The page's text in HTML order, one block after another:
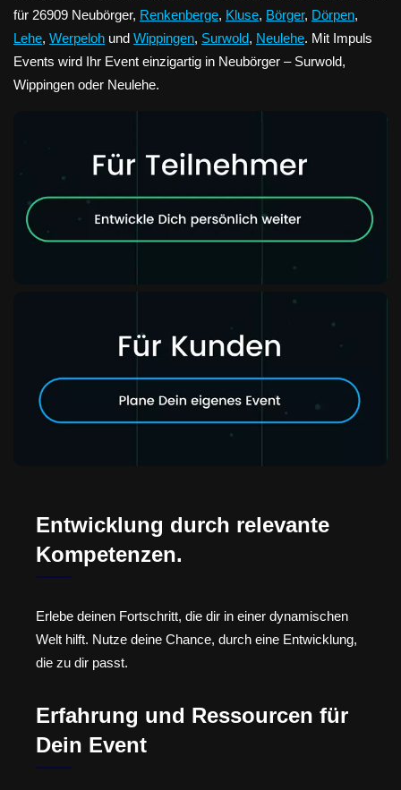
für 26909 Neubörger, Renkenberge, Kluse, Börger, Dörpen,
Lehe, Werpeloh und Wippingen, Surwold, Neulehe. Mit Impuls
Events wird Ihr Event einzigartig in Neubörger – Surwold,
Wippingen oder Neulehe.
Entwicklung durch relevante
Kompetenzen.
Erlebe deinen Fortschritt, die dir in einer dynamischen
Welt hilft. Nutze deine Chance, durch eine Entwicklung,
die zu dir passt.
Erfahrung und Ressourcen für
Dein Event